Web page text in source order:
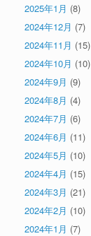
2025年1月 (8)
2024年12月 (7)
2024年11月 (15)
2024年10月 (10)
2024年9月 (9)
2024年8月 (4)
2024年7月 (6)
2024年6月 (11)
2024年5月 (10)
2024年4月 (15)
2024年3月 (21)
2024年2月 (10)
2024年1月 (7)